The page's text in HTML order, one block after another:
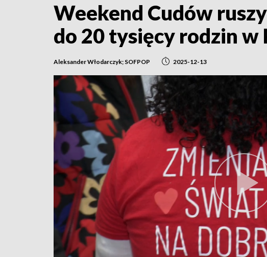
Weekend Cudów
do 20 tysięcy rodzin w
Aleksander Włodarczyk; SOFPOP 2025-12-13